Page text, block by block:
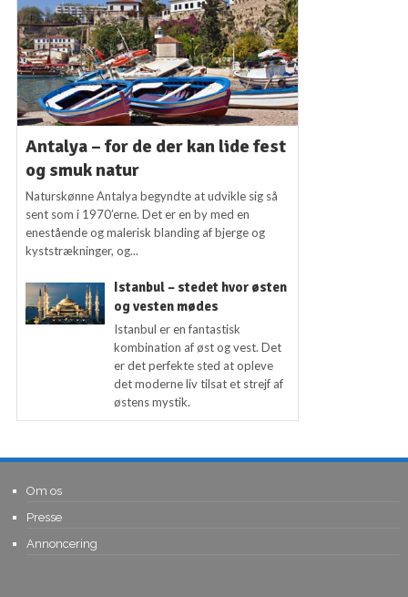
Antalya – for de der kan lide fest
og smuk natur
Naturskønne Antalya begyndte at udvikle sig så
sent som i 1970’erne. Det er en by med en
enestående og malerisk blanding af bjerge og
kyststrækninger, og...
Istanbul – stedet hvor østen
og vesten mødes
Istanbul er en fantastisk
kombination af øst og vest. Det
er det perfekte sted at opleve
det moderne liv tilsat et strejf af
østens mystik.
Om os
Presse
Annoncering